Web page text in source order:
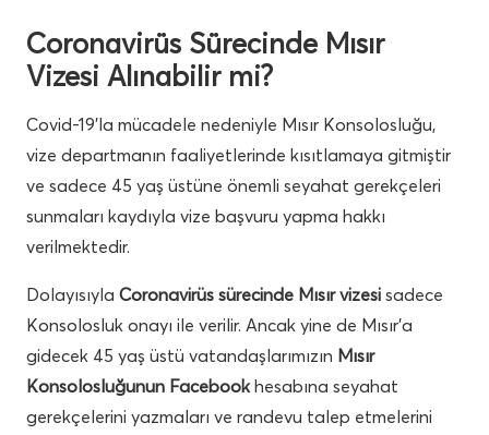
Coronavirüs Sürecinde Mısır
Vizesi Alınabilir mi?
Covid-19’la mücadele nedeniyle Mısır Konsolosluğu,
vize departmanın faaliyetlerinde kısıtlamaya gitmiştir
ve sadece 45 yaş üstüne önemli seyahat gerekçeleri
sunmaları kaydıyla vize başvuru yapma hakkı
verilmektedir.
Dolayısıyla Coronavirüs sürecinde Mısır vizesi sadece
Konsolosluk onayı ile verilir. Ancak yine de Mısır’a
gidecek 45 yaş üstü vatandaşlarımızın Mısır
Konsolosluğunun Facebookhesabına seyahat
gerekçelerini yazmaları ve randevu talep etmelerini